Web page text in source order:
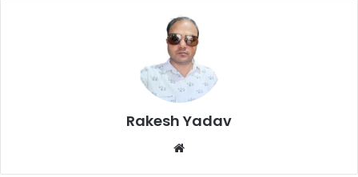
Rakesh Yadav